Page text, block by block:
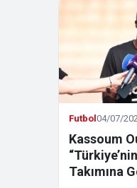
Futbol 04/07/
Kassoum
Takımına